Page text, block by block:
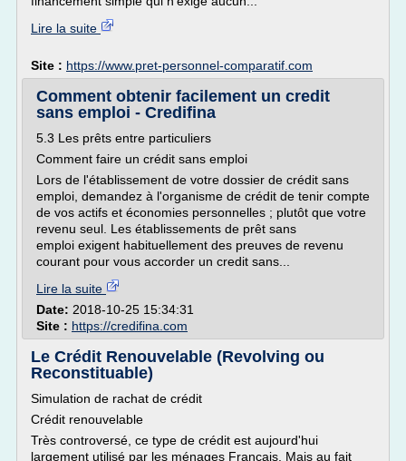
Lire la suite
Site : https://www.pret-personnel-comparatif.com
Comment obtenir facilement un credit
sans emploi - Credifina
5.3 Les prêts entre particuliers
Comment faire un crédit sans emploi
Lors de l'établissement de votre dossier de crédit sans
emploi, demandez à l'organisme de crédit de tenir compte
de vos actifs et économies personnelles ; plutôt que votre
revenu seul. Les établissements de prêt sans
emploi exigent habituellement des preuves de revenu
courant pour vous accorder un credit sans...
Lire la suite
Date: 2018-10-25 15:34:31
Site : https://credifina.com
Le Crédit Renouvelable (Revolving ou
Reconstituable)
Simulation de rachat de crédit
Crédit renouvelable
Très controversé, ce type de crédit est aujourd'hui
largement utilisé par les ménages Français. Mais au fait